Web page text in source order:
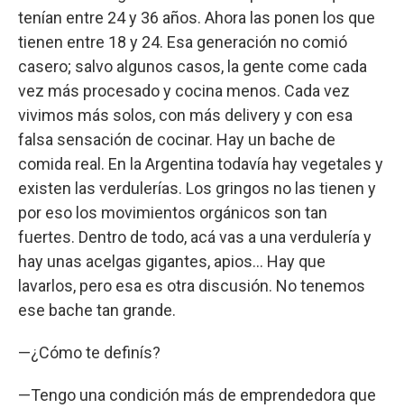
tenían entre 24 y 36 años. Ahora las ponen los que
tienen entre 18 y 24. Esa generación no comió
casero; salvo algunos casos, la gente come cada
vez más procesado y cocina menos. Cada vez
vivimos más solos, con más delivery y con esa
falsa sensación de cocinar. Hay un bache de
comida real. En la Argentina todavía hay vegetales y
existen las verdulerías. Los gringos no las tienen y
por eso los movimientos orgánicos son tan
fuertes. Dentro de todo, acá vas a una verdulería y
hay unas acelgas gigantes, apios... Hay que
lavarlos, pero esa es otra discusión. No tenemos
ese bache tan grande.
—¿Cómo te definís?
—Tengo una condición más de emprendedora que